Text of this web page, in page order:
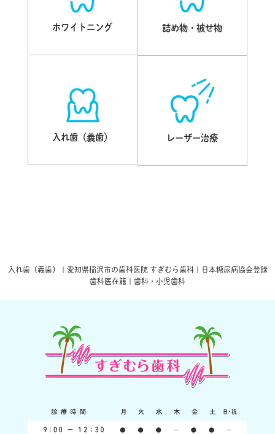
ホワイトニング 詰め物・被せ物
入れ歯（義歯） レーザー治療
入れ歯（義歯） | 愛知県稲沢市の歯科医院 すぎむら歯科 | 日本糖尿病協会登録
歯科医在籍 | 歯科・小児歯科